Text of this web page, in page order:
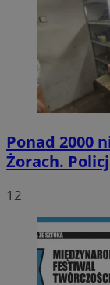
Ponad 2000
Żorach.
12